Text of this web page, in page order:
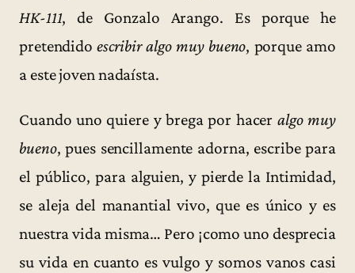
HK-111, de Gonzalo Arango. Es porque he
pretendidoescribir algo muy bueno, porque amo
a este joven nadaísta.
Cuando uno quiere y brega por hacer algo muy
bueno, pues sencillamente adorna, escribe para
el público, para alguien, y pierde la Intimidad,
se aleja del manantial vivo, que es único y es
nuestra vida misma… Pero ¡como uno desprecia
su vida en cuanto es vulgo y somos vanos casi